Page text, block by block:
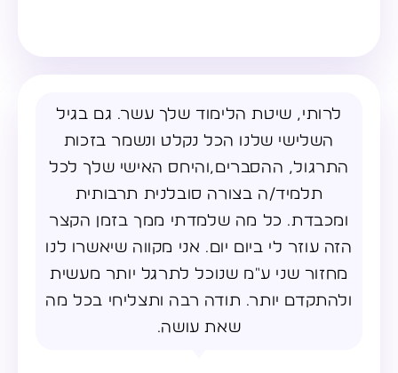
לרותי, שיטת הלימוד שלך עשר. גם בגיל
השלישי שלנו הכל נקלט ונשמר בזכות
התרגול, ההסברים,והיחס האישי שלך לכל
תלמיד/ה בצורה סובלנית תרבותית
ומכבדת. כל מה שלמדתי ממך בזמן הקצר
הזה עוזר לי ביום יום. אני מקווה שיאשרו לנו
מחזור שני ע"מ שנוכל לתרגל יותר מעשית
ולהתקדם יותר. תודה רבה ותצליחי בכל מה
שאת עושה.